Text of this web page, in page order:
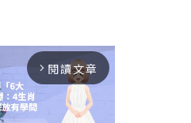
arrow_forward_ios 閱讀文章